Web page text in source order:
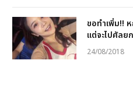
ขอทำเพิ่ม!!
แต่จะไปศัลย
24/08/2018